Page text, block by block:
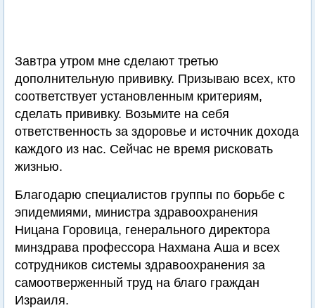
Завтра утром мне сделают третью
дополнительную прививку. Призываю всех, кто
соответствует установленным критериям,
сделать прививку. Возьмите на себя
ответственность за здоровье и источник дохода
каждого из нас. Сейчас не время рисковать
жизнью.
Благодарю специалистов группы по борьбе с
эпидемиями, министра здравоохранения
Ницана Горовица, генерального директора
минздрава профессора Нахмана Аша и всех
сотрудников системы здравоохранения за
самоотверженный труд на благо граждан
Израиля.